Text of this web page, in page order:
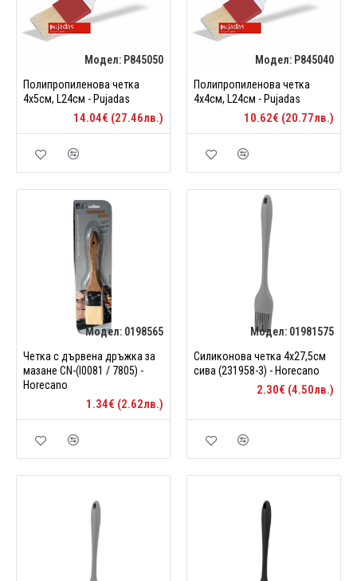
Модел: P845050
Полипропиленова четка
4х5см, L24см - Pujadas
14.04€ (27.46лв.)
Модел: P845040
Полипропиленова четка
4х4см, L24см - Pujadas
10.62€ (20.77лв.)
Модел: 0198565
Четка с дървена дръжка за
мазане CN-(I0081 / 7805) -
Horecano
1.34€ (2.62лв.)
Модел: 01981575
Силиконова четка 4x27,5см
сива (231958-3) - Horecano
2.30€ (4.50лв.)